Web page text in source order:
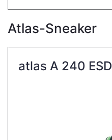
Atlas-Sneaker
atlas A 240 ESD